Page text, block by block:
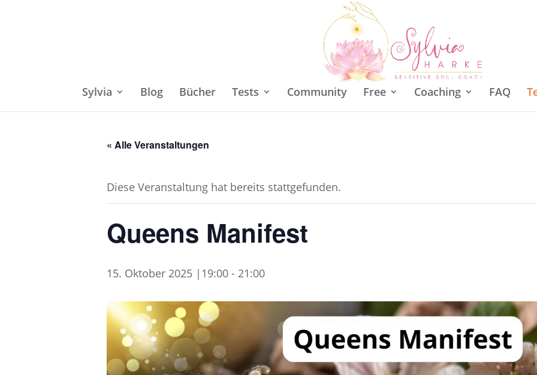
Sylvia Blog Bücher Tests Community Free Coaching FAQ
« Alle Veranstaltungen
Diese Veranstaltung hat bereits stattgefunden.
Queens Manifest
15. Oktober 2025 |19:00 - 21:00